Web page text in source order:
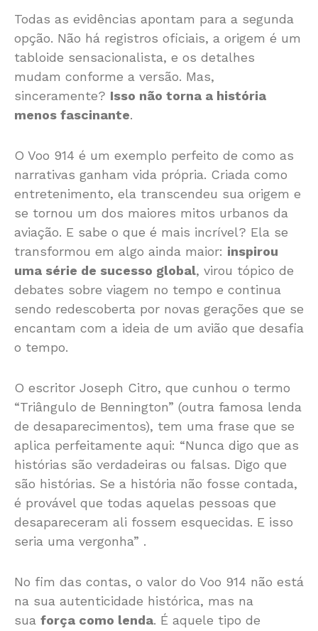
Todas as evidências apontam para a segunda
opção. Não há registros oficiais, a origem é um
tabloide sensacionalista, e os detalhes
mudam conforme a versão. Mas,
sinceramente? Isso não torna a história
menos fascinante.
O Voo 914 é um exemplo perfeito de como as
narrativas ganham vida própria. Criada como
entretenimento, ela transcendeu sua origem e
se tornou um dos maiores mitos urbanos da
aviação. E sabe o que é mais incrível? Ela se
transformou em algo ainda maior: inspirou
uma série de sucesso global, virou tópico de
debates sobre viagem no tempo e continua
sendo redescoberta por novas gerações que se
encantam com a ideia de um avião que desafia
o tempo.
O escritor Joseph Citro, que cunhou o termo
“Triângulo de Bennington” (outra famosa lenda
de desaparecimentos), tem uma frase que se
aplica perfeitamente aqui: “Nunca digo que as
histórias são verdadeiras ou falsas. Digo que
são histórias. Se a história não fosse contada,
é provável que todas aquelas pessoas que
desapareceram ali fossem esquecidas. E isso
seria uma vergonha” .
No fim das contas, o valor do Voo 914 não está
na sua autenticidade histórica, mas na
sua força como lenda. É aquele tipo de